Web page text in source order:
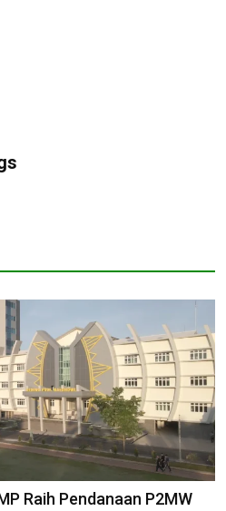
Raih Pendanaan P2MW